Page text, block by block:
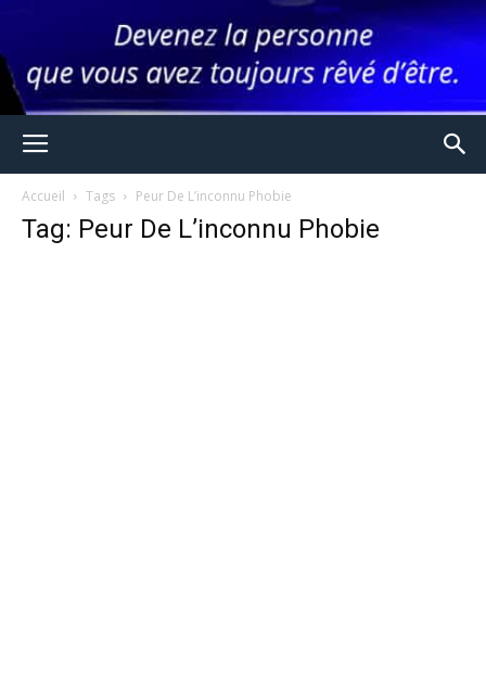
Accueil Tags Peur De L’inconnu Phobie
Tag: Peur De L’inconnu Phobie